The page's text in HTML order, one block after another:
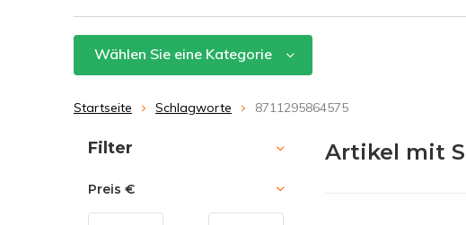
Wählen Sie eine Kategorie
Startseite Schlagworte 8711295864575
Artikel mit
Sortieren nach:
Filter
Preis €